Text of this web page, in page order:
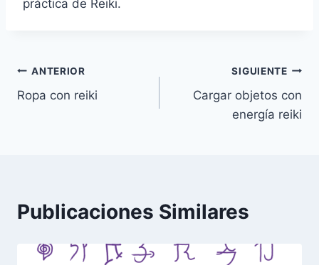
práctica de Reiki.
Navegación
de
ANTERIOR
Ropa con reiki
SIGUIENTE
Cargar objetos con
energía reiki
Publicaciones Similares